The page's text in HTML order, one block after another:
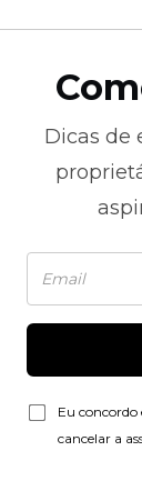
Dicas de
Eu
cancelar a